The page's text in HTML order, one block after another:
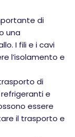
di
una
I fili e i cavi
l’isolamento e
di
e
essere
il trasporto e